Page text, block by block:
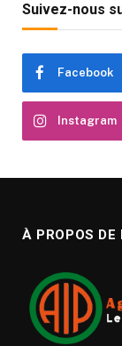
Suivez-nous
Facebook
Instagram
À PROPOS DE